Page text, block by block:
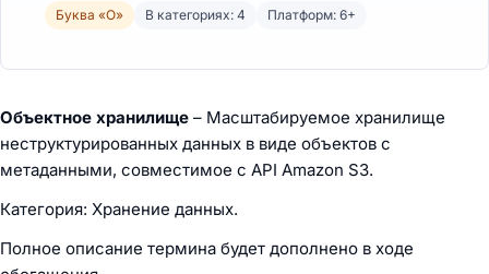
Буква «О» В категориях: 4 Платформ: 6+
Объектное хранилище – Масштабируемое хранилище
неструктурированных данных в виде объектов с
метаданными, совместимое с API Amazon S3.
Категория: Хранение данных.
Полное описание термина будет дополнено в ходе